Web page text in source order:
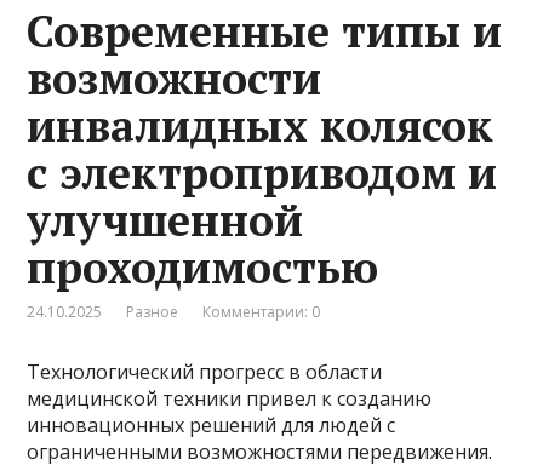
Современные типы и
возможности
инвалидных колясок
с электроприводом и
улучшенной
проходимостью
24.10.2025 Разное Комментарии: 0
Технологический прогресс в области
медицинской техники привел к созданию
инновационных решений для людей с
ограниченными возможностями передвижения.